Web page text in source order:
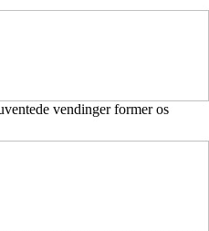
vendinger former os